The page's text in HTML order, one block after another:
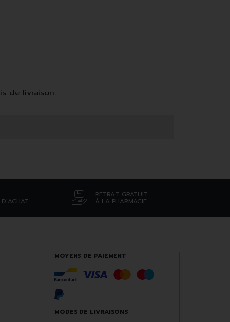
de livraison.
RETRAIT GRATUIT
À LA PHARMACIE
MOYENS DE PAIEMENT
MODES DE LIVRAISONS